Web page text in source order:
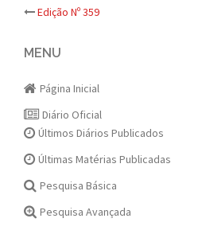
Post
navigation
Edição Nº 359
MENU
Página Inicial
Diário Oficial
Últimos Diários Publicados
Últimas Matérias Publicadas
Pesquisa Básica
Pesquisa Avançada